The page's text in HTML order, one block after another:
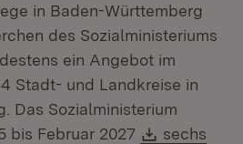
in Baden-Württemberg
des Sozialministeriums
ein Angebot im
Stadt- und Landkreise in
Das Sozialministerium
bis Februar 2027
Download:
sechs